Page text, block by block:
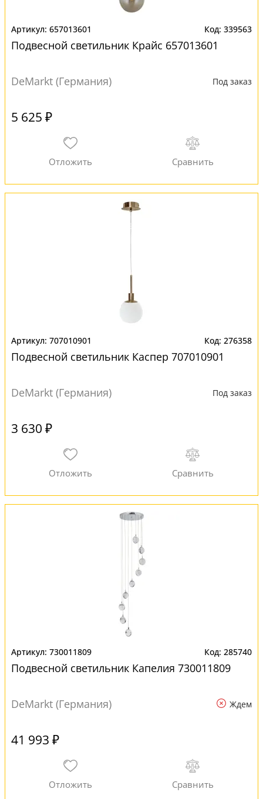
657013601 339563
Подвесной светильник Крайс 657013601
DeMarkt (Германия) Под заказ
5 625 ₽
707010901 276358
Подвесной светильник Каспер 707010901
DeMarkt (Германия) Под заказ
3 630 ₽
730011809 285740
Подвесной светильник Капелия 730011809
DeMarkt (Германия) Ждем
41 993 ₽